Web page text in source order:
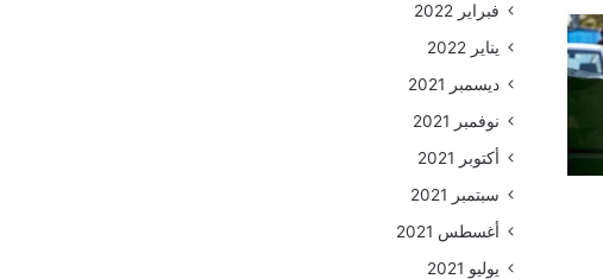
فبراير 2022
يناير 2022
ديسمبر 2021
نوفمبر 2021
أكتوبر 2021
سبتمبر 2021
أغسطس 2021
يوليو 2021